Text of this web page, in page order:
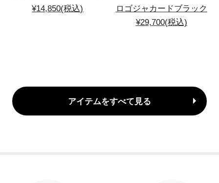
¥14,850(税込)
ロゴジャカードブラック
¥29,700(税込)
アイテムをすべて見る